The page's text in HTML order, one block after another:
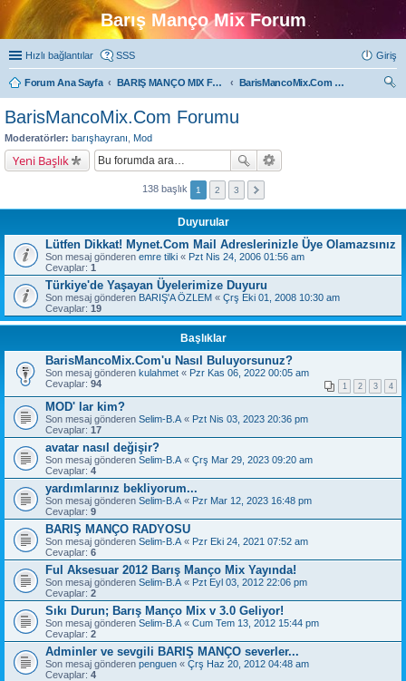
Barış Manço Mix Forum
Hızlı bağlantılar SSS Giriş
Forum Ana Sayfa BARIŞ MANÇO MIX FORUMLARI
BarisMancoMix.Com Forumu
BarisMancoMix.Com Forumu
Moderatörler: barışhayranı Mod
Yeni Başlık
138 başlık 1 2 3
Duyurular
Lütfen Dikkat! Mynet.Com Mail Adreslerinizle Üye Olamazsınız
Son mesaj gönderen emre tilki « Pzt Nis 24, 2006 01:56 am
Cevaplar: 1
Türkiye'de Yaşayan Üyelerimize Duyuru
Son mesaj gönderen BARIŞ'A ÖZLEM « Çrş Eki 01, 2008 10:30 am
Cevaplar: 19
Başlıklar
BarisMancoMix.Com'u Nasıl Buluyorsunuz?
Son mesaj gönderen kulahmet « Pzr Kas 06, 2022 00:05 am
Cevaplar: 94 1 2 3 4
MOD' lar kim?
Son mesaj gönderen Selim-B.A « Pzt Nis 03, 2023 20:36 pm
Cevaplar: 17
avatar nasıl değişir?
Son mesaj gönderen Selim-B.A « Çrş Mar 29, 2023 09:20 am
Cevaplar: 4
yardımlarınız bekliyorum...
Son mesaj gönderen Selim-B.A « Pzr Mar 12, 2023 16:48 pm
Cevaplar: 9
BARIŞ MANÇO RADYOSU
Son mesaj gönderen Selim-B.A « Pzr Eki 24, 2021 07:52 am
Cevaplar: 6
Ful Aksesuar 2012 Barış Manço Mix Yayında!
Son mesaj gönderen Selim-B.A « Pzt Eyl 03, 2012 22:06 pm
Cevaplar: 2
Sıkı Durun; Barış Manço Mix v 3.0 Geliyor!
Son mesaj gönderen Selim-B.A « Cum Tem 13, 2012 15:44 pm
Cevaplar: 2
Adminler ve sevgili BARIŞ MANÇO severler...
Son mesaj gönderen penguen « Çrş Haz 20, 2012 04:48 am
Cevaplar: 4